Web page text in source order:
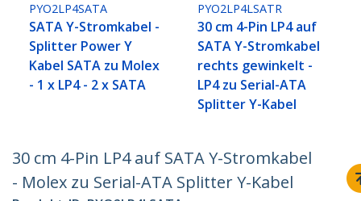
PYO2LP4SATA
SATA Y-Stromkabel -
Splitter Power Y
Kabel SATA zu Molex
- 1 x LP4 - 2 x SATA
PYO2LP4LSATR
30 cm 4-Pin LP4 auf
SATA Y-Stromkabel
rechts gewinkelt -
LP4 zu Serial-ATA
Splitter Y-Kabel
30 cm 4-Pin LP4 auf SATA Y-Stromkabel
- Molex zu Serial-ATA Splitter Y-Kabel